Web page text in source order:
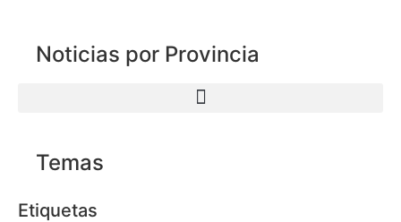
Noticias por Provincia
Temas
Etiquetas